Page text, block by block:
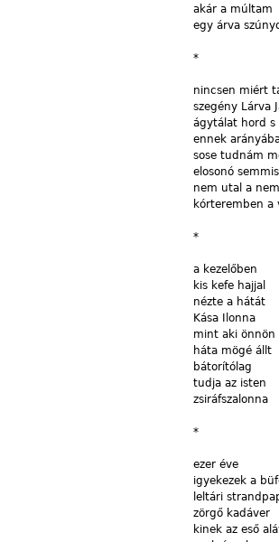
akár a múltam
egy árva
*
nincsen miért
szegény Lárva
ágytálat hord
ennek
sose tudnám
elosonó
nem utal a
kórteremben a
*
a kezelőben
kis kefe hajjal
nézte a hátát
Kása Ilonna
mint aki önnön
háta mögé állt
bátorítólag
tudja az isten
zsiráfszalonna
*
ezer éve
igyekezek a
leltári
zörgő kadáver
kinek az eső